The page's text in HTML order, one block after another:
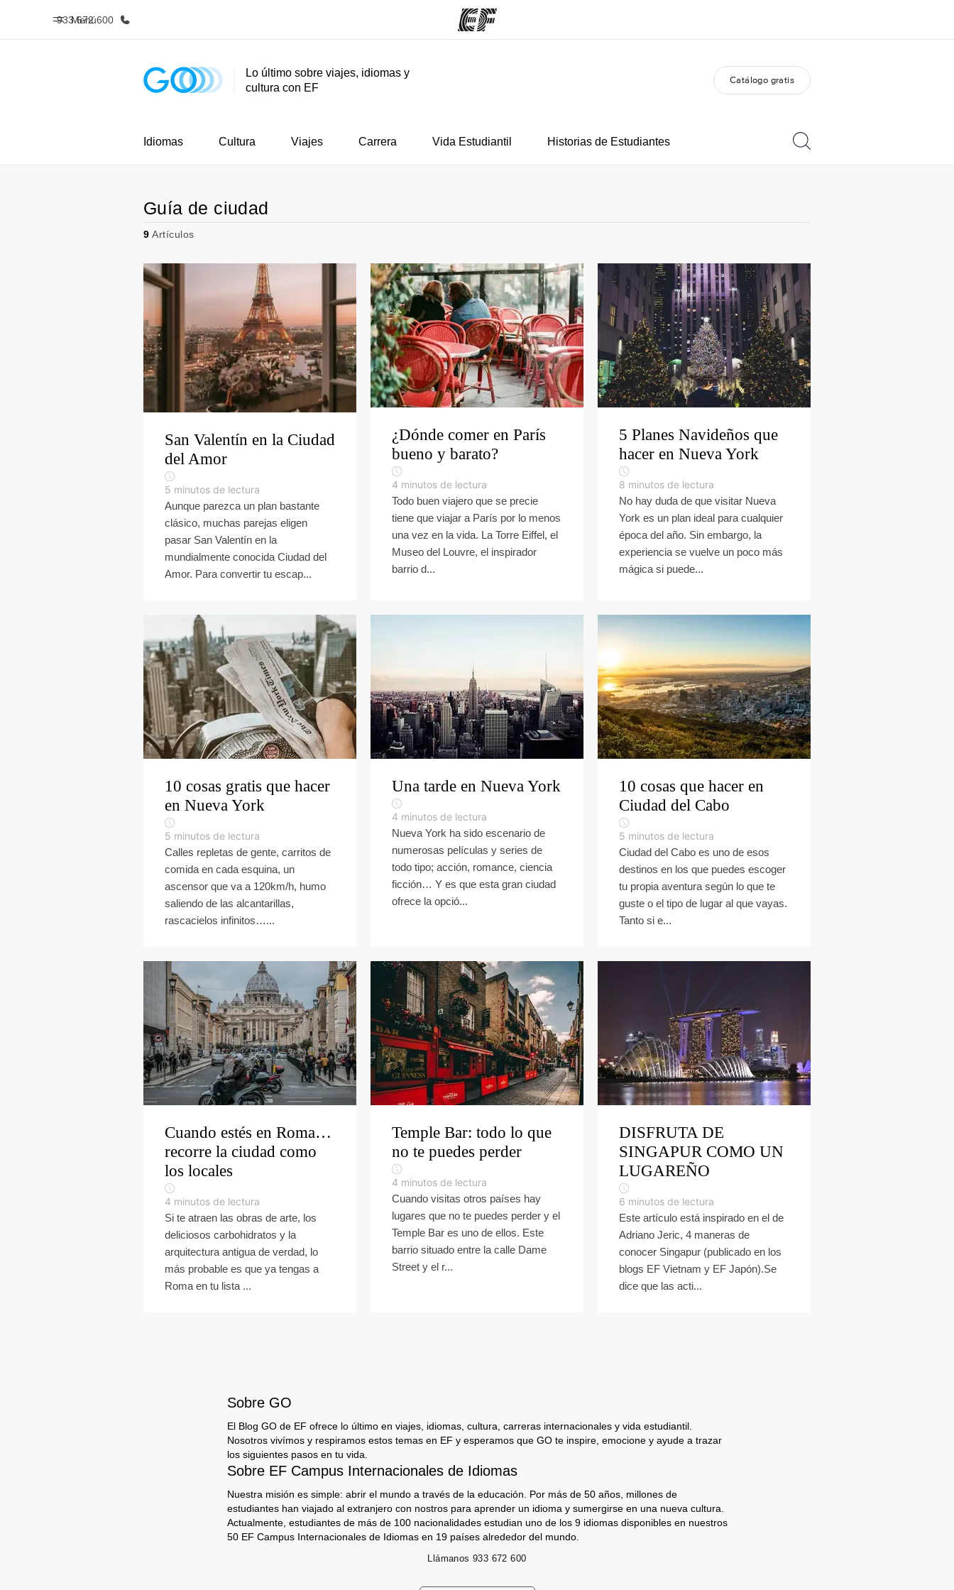
Menú
933 672 600
Inicio Programas Trabajos
Lo último sobre viajes, idiomas y
cultura con EF
Catálogo gratis
Idiomas Cultura Viajes Carrera Vida Estudiantil Historias de Estudiantes
Guía de ciudad
9 Artículos
San Valentín en la Ciudad
del Amor
5 minutos de lectura
Aunque parezca un plan bastante
clásico, muchas parejas eligen
pasar San Valentín en la
mundialmente conocida Ciudad del
Amor. Para convertir tu escap...
¿Dónde comer en París
bueno y barato?
4 minutos de lectura
Todo buen viajero que se precie
tiene que viajar a París por lo menos
una vez en la vida. La Torre Eiffel, el
Museo del Louvre, el inspirador
barrio d...
5 Planes Navideños que
hacer en Nueva York
8 minutos de lectura
No hay duda de que visitar Nueva
York es un plan ideal para cualquier
época del año. Sin embargo, la
experiencia se vuelve un poco más
mágica si puede...
10 cosas gratis que hacer
en Nueva York
5 minutos de lectura
Calles repletas de gente, carritos de
comida en cada esquina, un
ascensor que va a 120km/h, humo
saliendo de las alcantarillas,
rascacielos infinitos…...
Una tarde en Nueva York
4 minutos de lectura
Nueva York ha sido escenario de
numerosas películas y series de
todo tipo; acción, romance, ciencia
ficción… Y es que esta gran ciudad
ofrece la opció...
10 cosas que hacer en
Ciudad del Cabo
5 minutos de lectura
Ciudad del Cabo es uno de esos
destinos en los que puedes escoger
tu propia aventura según lo que te
guste o el tipo de lugar al que vayas.
Tanto si e...
Cuando estés en Roma…
recorre la ciudad como
los locales
4 minutos de lectura
Si te atraen las obras de arte, los
deliciosos carbohidratos y la
arquitectura antigua de verdad, lo
más probable es que ya tengas a
Roma en tu lista ...
Temple Bar: todo lo que
no te puedes perder
4 minutos de lectura
Cuando visitas otros países hay
lugares que no te puedes perder y el
Temple Bar es uno de ellos. Este
barrio situado entre la calle Dame
Street y el r...
DISFRUTA DE
SINGAPUR COMO UN
LUGAREÑO
6 minutos de lectura
Este artículo está inspirado en el de
Adriano Jeric, 4 maneras de
conocer Singapur (publicado en los
blogs EF Vietnam y EF Japón).Se
dice que las acti...
Sobre GO
El Blog GO de EF ofrece lo último en viajes, idiomas, cultura, carreras internacionales y vida estudiantil.
Nosotros vivímos y respiramos estos temas en EF y esperamos que GO te inspire, emocione y ayude a trazar
los siguientes pasos en tu vida.
Sobre EF Campus Internacionales de Idiomas
Nuestra misión es simple: abrir el mundo a través de la educación. Por más de 50 años, millones de
estudiantes han viajado al extranjero con nostros para aprender un idioma y sumergirse en una nueva cultura.
Actualmente, estudiantes de más de 100 nacionalidades estudian uno de los 9 idiomas disponibles en nuestros
50 EF Campus Internacionales de Idiomas en 19 países alrededor del mundo.
Llámanos 933 672 600